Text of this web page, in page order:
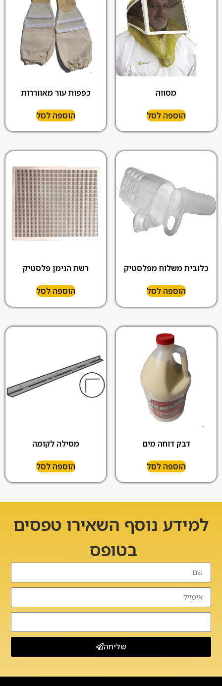
מסווה
הוספה לסל
כפפות עור מאווררות
הוספה לסל
כלובית משלוח מפלסטיק
הוספה לסל
רשת הנימן פלסטיק
הוספה לסל
דבק דוחה מים
הוספה לסל
מסילה לקומה
הוספה לסל
למידע נוסף השאירו טפסים
בטופס
שליחה